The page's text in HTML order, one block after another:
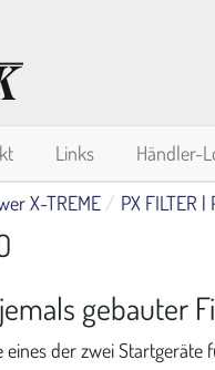
Links Händler-
X-TREME PX FILTER |
gebauter
eines der zwei